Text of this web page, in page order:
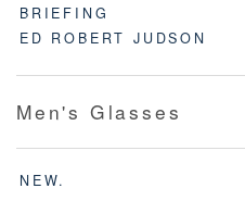
BRIEFING
ED ROBERT JUDSON
Men's Glasses
NEW.